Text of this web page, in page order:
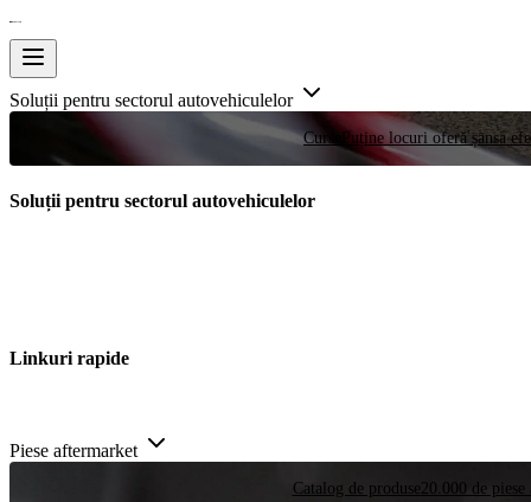
Soluții pentru sectorul autovehiculelor
Curse Puține locuri oferă șansa
Soluții pentru sectorul autovehiculelor
Linkuri rapide
Piese aftermarket
Catalog de produse 20.000 de